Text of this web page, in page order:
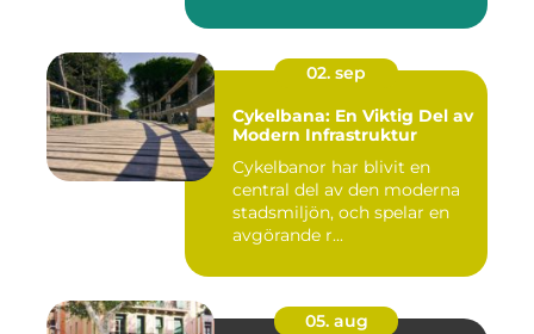
02. sep
Cykelbana: En Viktig Del av
Modern Infrastruktur
Cykelbanor har blivit en
central del av den moderna
stadsmiljön, och spelar en
avgörande r...
05. aug